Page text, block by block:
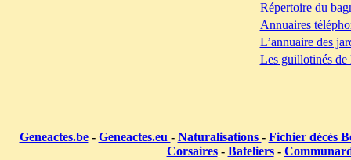
Répertoire du
Annuaires
L’annuaire des
Les guillotinés de
Geneactes.be- Geneactes.eu - Naturalisations - Fichier décès
Corsaires- Bateliers-